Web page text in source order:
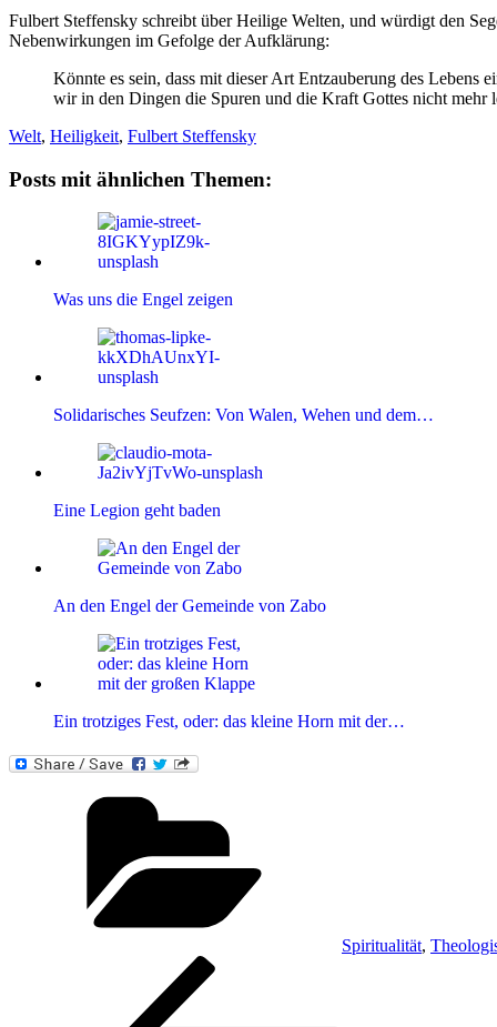
Fulbert Steffensky schreibt über Heilige Welten, und würdigt den
Nebenwirkungen im Gefolge der Aufklärung:
Könnte es sein, dass mit dieser Art Entzauberung des Lebens
wir in den Dingen die Spuren und die Kraft Gottes nicht mehr
Welt, Heiligkeit, Fulbert Steffensky
Posts mit ähnlichen Themen:
Was uns die Engel zeigen
Solidarisches Seufzen: Von Walen, Wehen und dem…
Eine Legion geht baden
An den Engel der Gemeinde von Zabo
Ein trotziges Fest, oder: das kleine Horn mit der…
Spiritualität,
Beitragsnavigation